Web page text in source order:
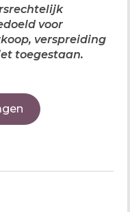
voor
verspreiding
toegestaan.